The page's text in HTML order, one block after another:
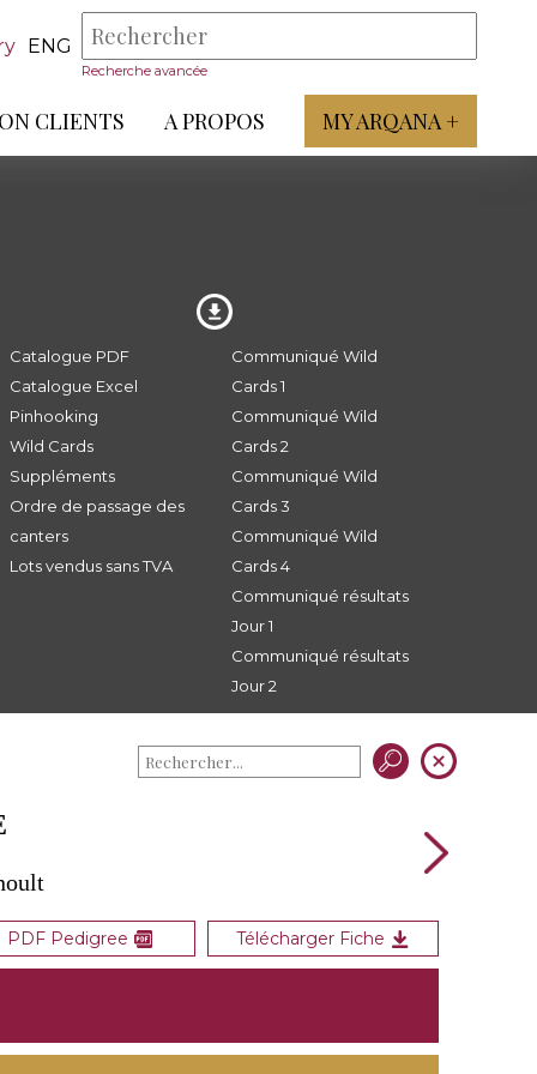
ENG
Recherche avancée
CLIENTS A PROPOS MY ARQANA +
Catalogue PDF
Catalogue Excel
Pinhooking
Wild Cards
Suppléments
Ordre de passage des
canters
Lots vendus sans TVA
Communiqué Wild
Cards 1
Communiqué Wild
Cards 2
Communiqué Wild
Cards 3
Communiqué Wild
Cards 4
Communiqué résultats
Jour 1
Communiqué résultats
Jour 2
PDF Pedigree Télécharger Fiche